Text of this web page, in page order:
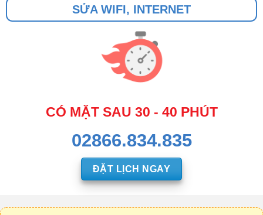
SỬA WIFI, INTERNET
CÓ MẶT SAU 30 - 40 PHÚT
02866.834.835
ĐẶT LỊCH NGAY